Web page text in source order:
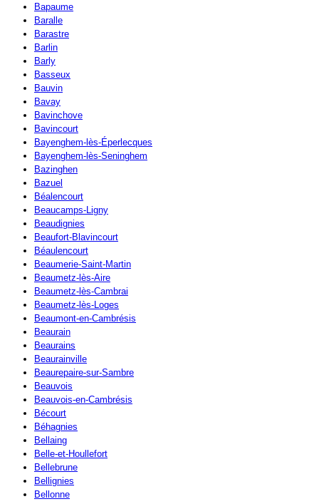
Bapaume
Baralle
Barastre
Barlin
Barly
Basseux
Bauvin
Bavay
Bavinchove
Bavincourt
Bayenghem-lès-Éperlecques
Bayenghem-lès-Seninghem
Bazinghen
Bazuel
Béalencourt
Beaucamps-Ligny
Beaudignies
Beaufort-Blavincourt
Béaulencourt
Beaumerie-Saint-Martin
Beaumetz-lès-Aire
Beaumetz-lès-Cambrai
Beaumetz-lès-Loges
Beaumont-en-Cambrésis
Beaurain
Beaurains
Beaurainville
Beaurepaire-sur-Sambre
Beauvois
Beauvois-en-Cambrésis
Bécourt
Béhagnies
Bellaing
Belle-et-Houllefort
Bellebrune
Bellignies
Bellonne